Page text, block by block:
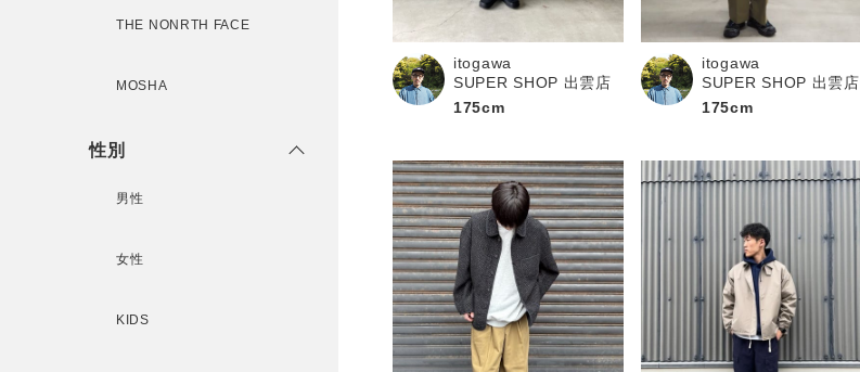
新規会員登録
THE NONRTH FACE
MOSHA
性別
男性
女性
KIDS
itogawa
SUPER SHOP 出雲店
175cm
itogawa
SUPER SHOP 出雲店
175cm